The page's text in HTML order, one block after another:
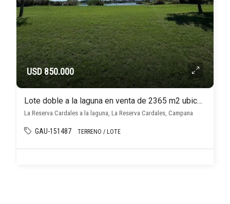
USD 850.000
Lote doble a la laguna en venta de 2365 m2 ubicado en La Reserva Cardales
La Reserva Cardales a la laguna, La Reserva Cardales, Campana
GAU-151487 TERRENO / LOTE